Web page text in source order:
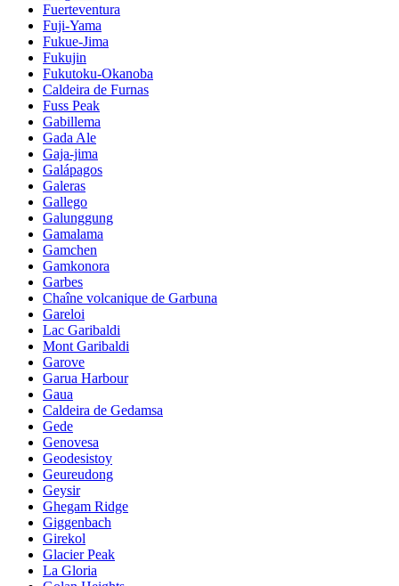
Fuerteventura
Fuji-Yama
Fukue-Jima
Fukujin
Fukutoku-Okanoba
Caldeira de Furnas
Fuss Peak
Gabillema
Gada Ale
Gaja-jima
Galápagos
Galeras
Gallego
Galunggung
Gamalama
Gamchen
Gamkonora
Garbes
Chaîne volcanique de Garbuna
Gareloi
Lac Garibaldi
Mont Garibaldi
Garove
Garua Harbour
Gaua
Caldeira de Gedamsa
Gede
Genovesa
Geodesistoy
Geureudong
Geysir
Ghegam Ridge
Giggenbach
Girekol
Glacier Peak
La Gloria